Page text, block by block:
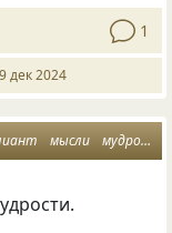
1
дек 2024
мысли мудрость